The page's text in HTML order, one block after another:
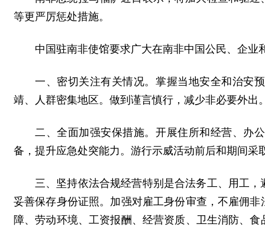
等更严厉惩处措施。
中国驻南非使馆要求广大在南非中国公民、企
一、密切关注有关情况。掌握当地安全和治安
靖、人群密集地区。做到谨言慎行，减少非必要外
二、全面加强安保措施。开展住所和经营、办
备，提升应急处突能力。游行示威活动前后和期间
三、坚持依法合规经营特别是合法务工、用工
妥善保存身份证照。加强对雇工身份审查，不雇佣
障、劳动环境、工资报酬、经营资质、卫生消防、